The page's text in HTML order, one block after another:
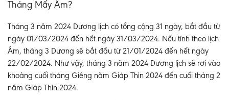
Tháng Mấy Âm?
Tháng 3 năm 2024 Dương lịch có tổng cộng 31 ngày, bắt đầu từ
ngày 01/03/2024 đến hết ngày 31/03/2024. Nếu tính theo lịch
Âm, tháng 3 Dương sẽ bắt đầu từ 21/01/2024 đến hết ngày
22/02/2024. Như vậy, tháng 3 năm 2024 Dương lịch sẽ rơi vào
khoảng cuối tháng Giêng năm Giáp Thìn 2024 đến cuối tháng 2
năm Giáp Thìn 2024.